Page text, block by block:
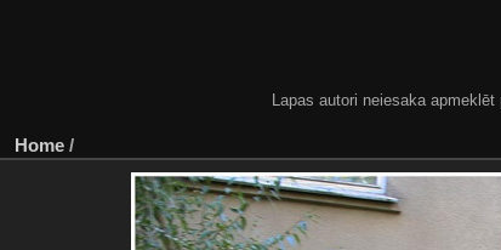
Lapas autori neiesaka
Home /